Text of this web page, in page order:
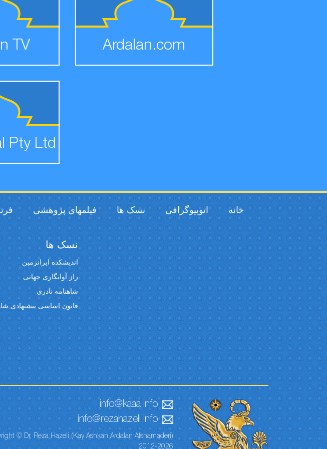
Ardalan.com
TV
Pty Ltd
خانه اتوبیوگرافی نسک ها فیلمهای پژوهشی
نسک ها
اندیشکده ایرانزمین
راز آوانگاری جهانی
شاهنامه نادری
قانون اساسی پیشنهادی
info@kaaa.info
info@rezahazeli.info
© Dr. Reza Hazeli (Kay Ashkan Ardalan Afsharnaderi)
2012-2026